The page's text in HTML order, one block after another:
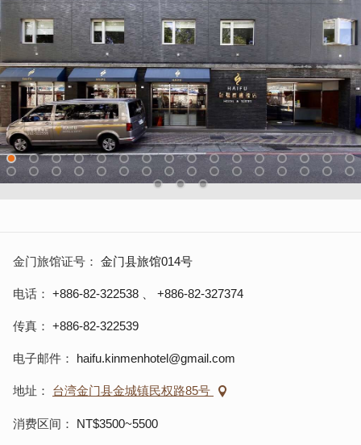
金门旅馆证号 金门县旅馆014号
电话 +886-82-322538 +886-82-327374
传真 +886-82-322539
电子邮件 haifu.kinmenhotel@gmail.com
地址 台湾金门县金城镇民权路85号
消费区间 NT$3500~5500